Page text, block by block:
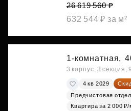
26 619 560 ₽
632 544 ₽ за м²
1-комнатная,
3 корпус, 3 секция,
4 кв 2029
Предчистовая
Квартира за 2 000